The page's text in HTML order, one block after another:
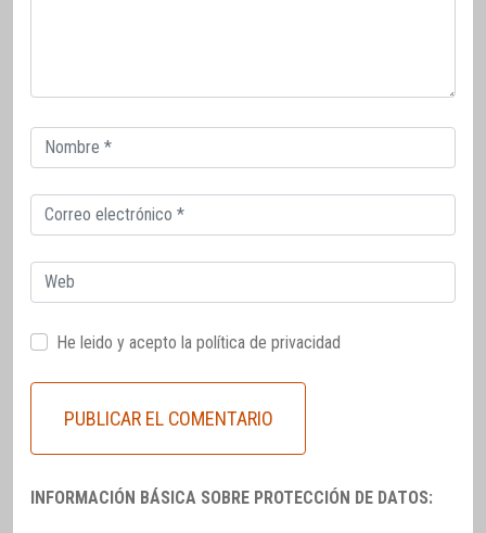
Correo
electrónico
Correo
electrónico
Web
He leido y acepto la política de privacidad
INFORMACIÓN BÁSICA SOBRE PROTECCIÓN DE DATOS: